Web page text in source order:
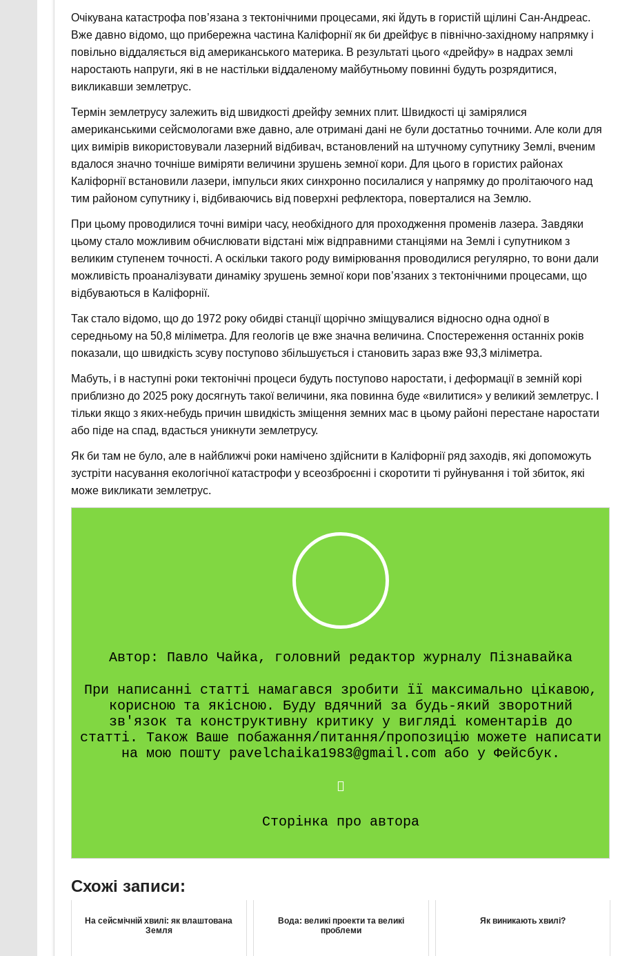
Очікувана катастрофа пов’язана з тектонічними процесами, які йдуть в гористій щілині Сан-Андреас.
Вже давно відомо, що прибережна частина Каліфорнії як би дрейфує в північно-західному напрямку і
повільно віддаляється від американського материка. В результаті цього «дрейфу» в надрах землі
наростають напруги, які в не настільки віддаленому майбутньому повинні будуть розрядитися,
викликавши землетрус.
Термін землетрусу залежить від швидкості дрейфу земних плит. Швидкості ці замірялися
американськими сейсмологами вже давно, але отримані дані не були достатньо точними. Але коли для
цих вимірів використовували лазерний відбивач, встановлений на штучному супутнику Землі, вченим
вдалося значно точніше виміряти величини зрушень земної кори. Для цього в гористих районах
Каліфорнії встановили лазери, імпульси яких синхронно посилалися у напрямку до пролітаючого над
тим районом супутнику і, відбиваючись від поверхні рефлектора, поверталися на Землю.
При цьому проводилися точні виміри часу, необхідного для проходження променів лазера. Завдяки
цьому стало можливим обчислювати відстані між відправними станціями на Землі і супутником з
великим ступенем точності. А оскільки такого роду вимірювання проводилися регулярно, то вони дали
можливість проаналізувати динаміку зрушень земної кори пов’язаних з тектонічними процесами, що
відбуваються в Каліфорнії.
Так стало відомо, що до 1972 року обидві станції щорічно зміщувалися відносно одна одної в
середньому на 50,8 міліметра. Для геологів це вже значна величина. Спостереження останніх років
показали, що швидкість зсуву поступово збільшується і становить зараз вже 93,3 міліметра.
Мабуть, і в наступні роки тектонічні процеси будуть поступово наростати, і деформації в земній корі
приблизно до 2025 року досягнуть такої величини, яка повинна буде «вилитися» у великий землетрус. І
тільки якщо з яких-небудь причин швидкість зміщення земних мас в цьому районі перестане наростати
або піде на спад, вдасться уникнути землетрусу.
Як би там не було, але в найближчі роки намічено здійснити в Каліфорнії ряд заходів, які допоможуть
зустріти насування екологічної катастрофи у всеозброєнні і скоротити ті руйнування і той збиток, які
може викликати землетрус.
Автор: Павло Чайка, головний редактор журналу Пізнавайка
При написанні статті намагався зробити її максимально цікавою,
корисною та якісною. Буду вдячний за будь-який зворотний
зв'язок та конструктивну критику у вигляді коментарів до
статті. Також Ваше побажання/питання/пропозицію можете написати
на мою пошту pavelchaika1983@gmail.com або у Фейсбук.
Сторінка про автора
Схожі записи:
На сейсмічній хвилі: як влаштована
Земля
Вода: великі проекти та великі
проблеми
Як виникають хвилі?